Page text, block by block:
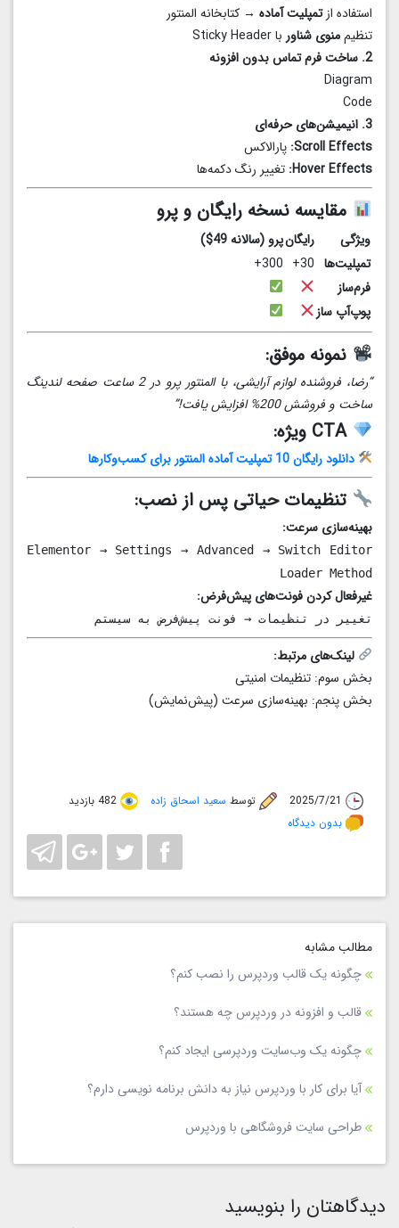
استفاده ازتمپلیت آماده→ کتابخانه المنتور
تنظیممنوی شناوربا Sticky Header
2. ساخت فرم تماس بدون افزونه
Diagram
Code
3. انیمیشن‌های حرفه‌ای
Scroll Effects:پارالاکس
Hover Effects:تغییر رنگ دکمه‌ها
مقایسه نسخه رایگان و پرو
ویژگی رایگانپرو (سالانه 49$)
تمپلیت‌ها
30+
300+
فرم‌ساز
پوپ‌آپ ساز
نمونه موفق:
“رضا، فروشنده لوازم آرایشی، با المنتور پرو در 2 ساعت صفحه لندینگ
ساخت و فروشش 200% افزایش یافت!”
CTA ویژه:
دانلود رایگان 10 تمپلیت آماده المنتور برای کسب‌وکارها
تنظیمات حیاتی پس از نصب:
بهینه‌سازی سرعت:
Elementor → Settings → Advanced → Switch Editor
Loader Method
غیرفعال کردن فونت‌های پیش‌فرض:
تغییر در تنظیمات → فونت پیش‌فرض به سیستم
لینک‌های مرتبط:
بخش سوم: تنظیمات امنیتی
بخش پنجم: بهینه‌سازی سرعت (پیش‌نمایش)
2025/7/21 توسطسعید اسحاق زاده
482 بازدید
بدون دیدگاه
مطالب مشابه
چگونه یک قالب وردپرس را نصب کنم؟
قالب و افزونه در وردپرس چه هستند؟
چگونه یک وب‌سایت وردپرسی ایجاد کنم؟
آیا برای کار با وردپرس نیاز به دانش برنامه‌ نویسی دارم؟
طراحی سایت فروشگاهی با وردپرس
دیدگاهتان را بنویسید